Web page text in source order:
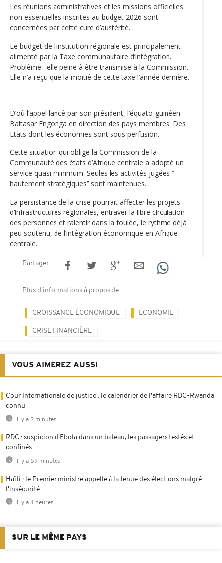
Les réunions administratives et les missions officielles
non essentielles inscrites au budget 2026 sont
concernées par cette cure d’austérité.
Le budget de l’institution régionale est principalement
alimenté par la Taxe communautaire d’intégration.
Problème : elle peine à être transmise à la Commission.
Elle n’a reçu que la moitié de cette taxe l’année dernière.
D’où l’appel lancé par son président, l’équato-guinéen
Baltasar Engonga en direction des pays membres. Des
Etats dont les économies sont sous perfusion.
Cette situation qui oblige la Commission de la
Communauté des états d’Afrique centrale a adopté un
service quasi minimum. Seules les activités jugées ‘’
hautement stratégiques’’ sont maintenues.
La persistance de la crise pourrait affecter les projets
d’infrastructures régionales, entraver la libre circulation
des personnes et ralentir dans la foulée, le rythme déjà
peu soutenu, de l’intégration économique en Afrique
centrale.
Partager
Plus d'informations à propos de
CROISSANCE ÉCONOMIQUE ECONOMIE
CRISE FINANCIÈRE
VOUS AIMEREZ AUSSI
Cour Internationale de justice : le calendrier de l'affaire RDC-Rwanda
connu
Il y a 2 minutes
RDC : suspicion d'Ebola dans un bateau, les passagers testés et
confinés
Il y a 59 minutes
Haïti : le Premier ministre appelle à la tenue des élections malgré
l'insécurité
Il y a 4 heures
SUR LE MÊME PAYS